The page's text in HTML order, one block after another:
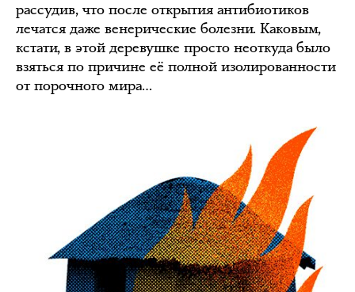
рассудив, что после открытия антибиотиков
лечатся даже венерические болезни. Каковым,
кстати, в этой деревушке просто неоткуда было
взяться по причине её полной изолированности
от порочного мира…